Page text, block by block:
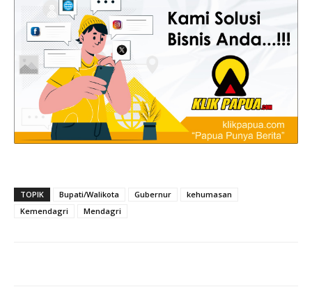
TOPIK Bupati/Walikota Gubernur
kehumasan
Kemendagri
Mendagri